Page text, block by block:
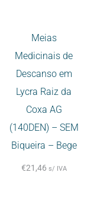
Meias
Medicinais de
Descanso em
Lycra Raiz da
Coxa AG
(140DEN) – SEM
Biqueira – Bege
€21,46 s/ IVA